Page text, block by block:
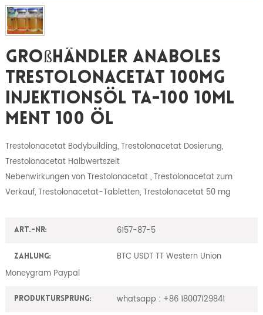
Großhändler Anaboles
Trestolonacetat 100mg
Injektionsöl TA-100 10ml
MENT 100 Öl
Trestolonacetat Bodybuilding, Trestolonacetat Dosierung,
Trestolonacetat Halbwertszeit
Nebenwirkungen vonTrestolonacetat , Trestolonacetat zum
Verkauf, Trestolonacetat-Tabletten, Trestolonacetat 50 mg
Art.-Nr: 6157-87-5
Zahlung:
BTC USDT TT Western Union
Moneygram Paypal
ProduktUrsprung: whatsapp : +86 18007129841